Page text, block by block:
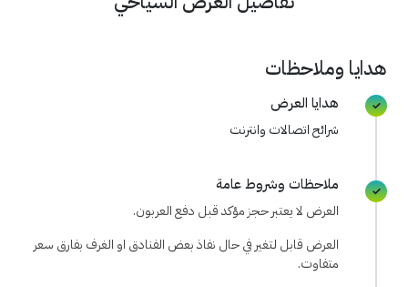
هدايا وملاحظات
هدايا العرض
شرائح اتصالات وانترنت
ملاحظات وشروط عامة
العرض لا يعتبر حجز مؤكد قبل دفع العربون.
العرض قابل لتغير في حال نفاذ بعض الفنادق او الغرف بفارق سعر
متفاوت.